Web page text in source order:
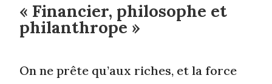
« Financier, philosophe et
philanthrope »
On ne prête qu’aux riches, et la force